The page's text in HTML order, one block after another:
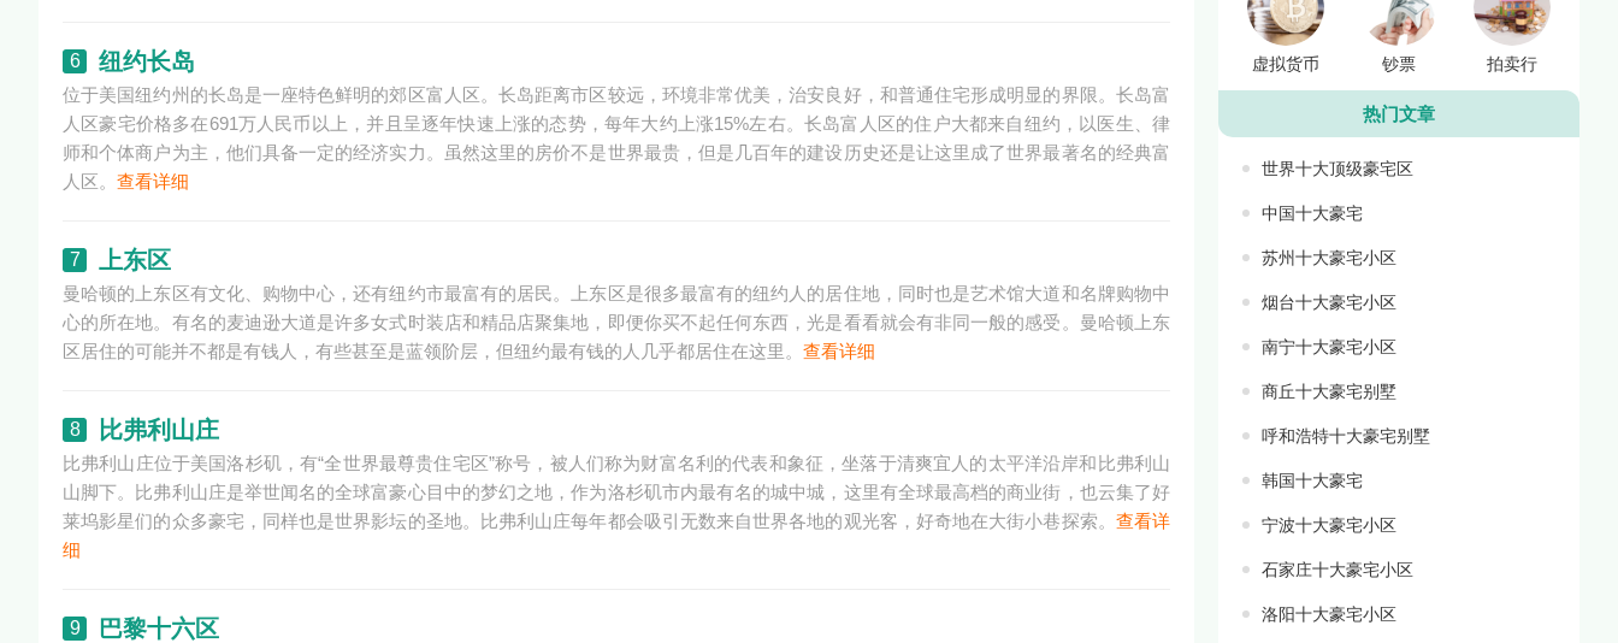
6 纽约长岛
位于美国纽约州的长岛是一座特色鲜明的郊区富人区。长岛距离市区较远，环境非常优美，治安良好，和普通住宅形成明显的界限。长岛富
人区豪宅价格多在691万人民币以上，并且呈逐年快速上涨的态势，每年大约上涨15%左右。长岛富人区的住户大都来自纽约，以医生、律
师和个体商户为主，他们具备一定的经济实力。虽然这里的房价不是世界最贵，但是几百年的建设历史还是让这里成了世界最著名的经典富
人区。 查看详细
7 上东区
曼哈顿的上东区有文化、购物中心，还有纽约市最富有的居民。上东区是很多最富有的纽约人的居住地，同时也是艺术馆大道和名牌购物中
心的所在地。有名的麦迪逊大道是许多女式时装店和精品店聚集地，即便你买不起任何东西，光是看看就会有非同一般的感受。曼哈顿上东
区居住的可能并不都是有钱人，有些甚至是蓝领阶层，但纽约最有钱的人几乎都居住在这里。 查看详细
8 比弗利山庄
比弗利山庄位于美国洛杉矶，有“全世界最尊贵住宅区”称号，被人们称为财富名利的代表和象征，坐落于清爽宜人的太平洋沿岸和比弗利山
山脚下。比弗利山庄是举世闻名的全球富豪心目中的梦幻之地，作为洛杉矶市内最有名的城中城，这里有全球最高档的商业街，也云集了好
莱坞影星们的众多豪宅，同样也是世界影坛的圣地。比弗利山庄每年都会吸引无数来自世界各地的观光客，好奇地在大街小巷探索。 查看详
细
9 巴黎十六区
虚拟货币 钞票 拍卖行
热门文章
世界十大顶级豪宅区
中国十大豪宅
苏州十大豪宅小区
烟台十大豪宅小区
南宁十大豪宅小区
商丘十大豪宅别墅
呼和浩特十大豪宅别墅
韩国十大豪宅
宁波十大豪宅小区
石家庄十大豪宅小区
洛阳十大豪宅小区